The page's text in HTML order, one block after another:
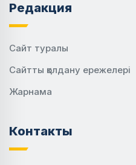
Редакция
Сайт туралы
Сайтты қолдану ережелері
Жарнама
Контакты